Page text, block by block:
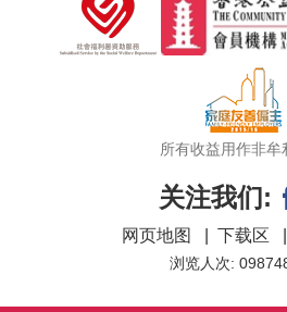
所有收益用作非牟
关注我们:
网页地图 下载区
浏览人次: